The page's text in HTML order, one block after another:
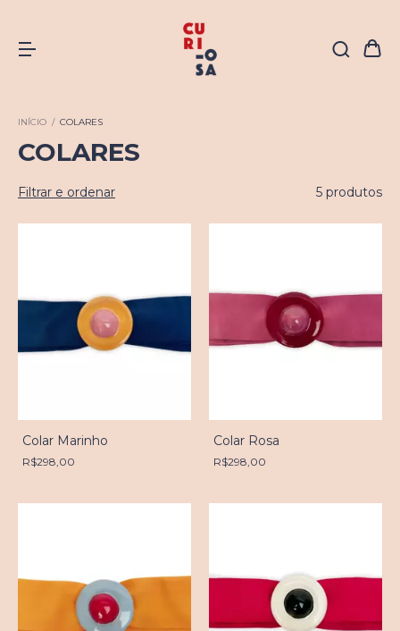
INÍCIO / COLARES
COLARES
Filtrar e ordenar 5 produtos
Colar Marinho
R$298,00
Colar Rosa
R$298,00